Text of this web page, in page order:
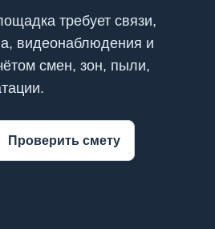
требует связи,
видеонаблюдения и
смен, зон, пыли,
Проверить смету